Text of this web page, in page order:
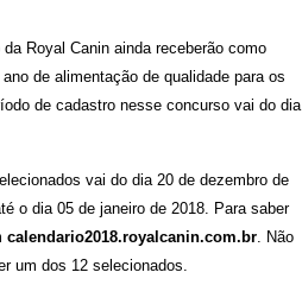
Royal Canin ainda receberão como
de alimentação de qualidade para os
de cadastro nesse concurso vai do dia
vai do dia 20 de dezembro de
o dia 05 de janeiro de 2018. Para saber
calendario2018.royalcanin.com.br. Não
um dos 12 selecionados.